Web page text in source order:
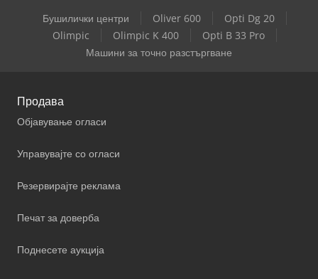
Бушилички центри Oliver 600
Opti Dg 20
Olimpic
Olimpic K 400
Opti B 33 Pro
Машини за точно разстъргване
Продава
Објавување огласи
Управувајте со огласи
Резервирајте реклама
Печат за доверба
Поднесете аукција